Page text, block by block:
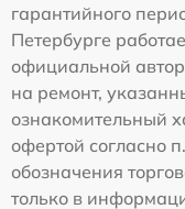
гарантийного
Петербурге
официальной
на ремонт,
ознакомительный
офертой согласно
обозначения
только в